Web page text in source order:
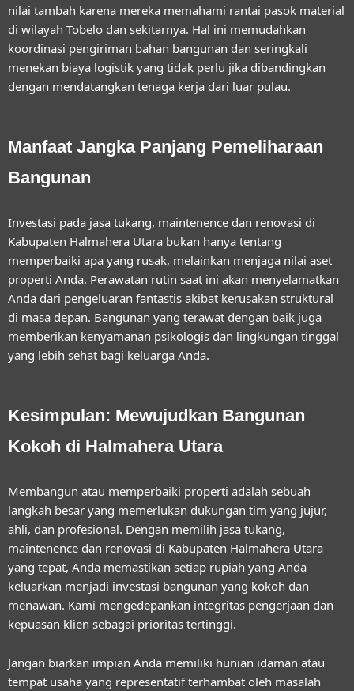
nilai tambah karena mereka memahami rantai pasok material
di wilayah Tobelo dan sekitarnya. Hal ini memudahkan
koordinasi pengiriman bahan bangunan dan seringkali
menekan biaya logistik yang tidak perlu jika dibandingkan
dengan mendatangkan tenaga kerja dari luar pulau.
Manfaat Jangka Panjang Pemeliharaan
Bangunan
Investasi pada jasa tukang, maintenence dan renovasi di
Kabupaten Halmahera Utara bukan hanya tentang
memperbaiki apa yang rusak, melainkan menjaga nilai aset
properti Anda. Perawatan rutin saat ini akan menyelamatkan
Anda dari pengeluaran fantastis akibat kerusakan struktural
di masa depan. Bangunan yang terawat dengan baik juga
memberikan kenyamanan psikologis dan lingkungan tinggal
yang lebih sehat bagi keluarga Anda.
Kesimpulan: Mewujudkan Bangunan
Kokoh di Halmahera Utara
Membangun atau memperbaiki properti adalah sebuah
langkah besar yang memerlukan dukungan tim yang jujur,
ahli, dan profesional. Dengan memilih jasa tukang,
maintenence dan renovasi di Kabupaten Halmahera Utara
yang tepat, Anda memastikan setiap rupiah yang Anda
keluarkan menjadi investasi bangunan yang kokoh dan
menawan. Kami mengedepankan integritas pengerjaan dan
kepuasan klien sebagai prioritas tertinggi.
Jangan biarkan impian Anda memiliki hunian idaman atau
tempat usaha yang representatif terhambat oleh masalah